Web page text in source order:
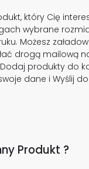
który Cię
wybrane
Możesz
drogą mailową
produkty do
dane i Wyślij
Produkt ?